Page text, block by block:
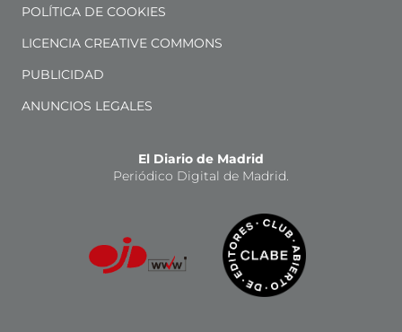
POLÍTICA DE COOKIES
LICENCIA CREATIVE COMMONS
PUBLICIDAD
ANUNCIOS LEGALES
El Diario de Madrid
Periódico Digital de Madrid.